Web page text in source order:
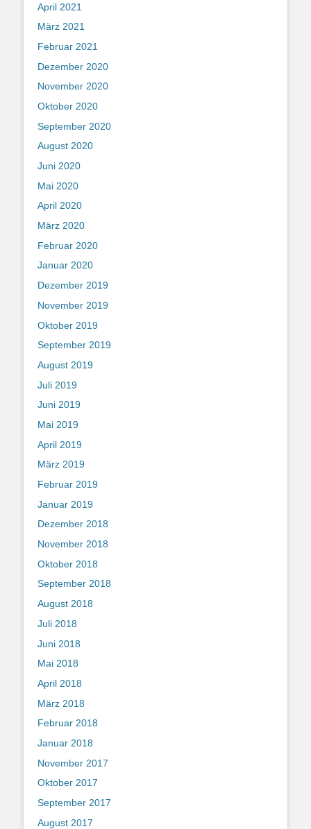
April 2021
März 2021
Februar 2021
Dezember 2020
November 2020
Oktober 2020
September 2020
August 2020
Juni 2020
Mai 2020
April 2020
März 2020
Februar 2020
Januar 2020
Dezember 2019
November 2019
Oktober 2019
September 2019
August 2019
Juli 2019
Juni 2019
Mai 2019
April 2019
März 2019
Februar 2019
Januar 2019
Dezember 2018
November 2018
Oktober 2018
September 2018
August 2018
Juli 2018
Juni 2018
Mai 2018
April 2018
März 2018
Februar 2018
Januar 2018
November 2017
Oktober 2017
September 2017
August 2017